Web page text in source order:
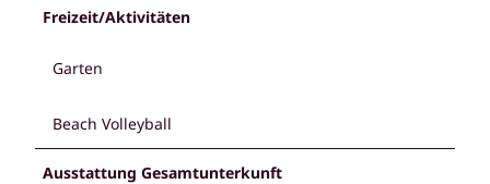
Freizeit/Aktivitäten
Garten
Beach Volleyball
Ausstattung Gesamtunterkunft